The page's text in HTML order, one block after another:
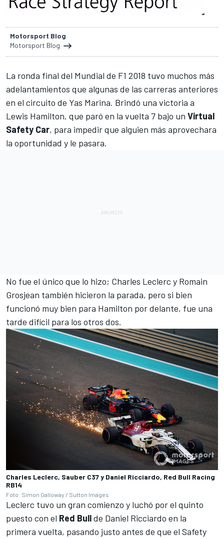
Motorsport Blog
Motorsport Blog
La ronda final del Mundial de F1 2018 tuvo muchos más
adelantamientos que algunas de las carreras anteriores
en el circuito de Yas Marina. Brindó una victoria a
Lewis Hamilton, que paró en la vuelta 7 bajo un Virtual
Safety Car, para impedir que alguien más aprovechara
la oportunidad y le pasara.
No fue el único que lo hizo; Charles Leclerc y Romain
Grosjean también hicieron la parada, pero si bien
funcionó muy bien para Hamilton por delante, fue una
tarde difícil para los otros dos.
Charles Leclerc, Sauber C37 y Daniel Ricciardo, Red Bull Racing
RB14
Foto: Simon Galloway / Sutton Images
Leclerc tuvo un gran comienzo y luchó por el quinto
puesto con el Red Bullde Daniel Ricciardo en la
primera vuelta, pasando justo antes de que el Safety